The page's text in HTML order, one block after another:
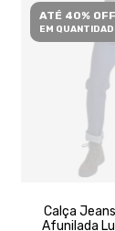
ATÉ 40% OFF
EM
Calça
Afunilada